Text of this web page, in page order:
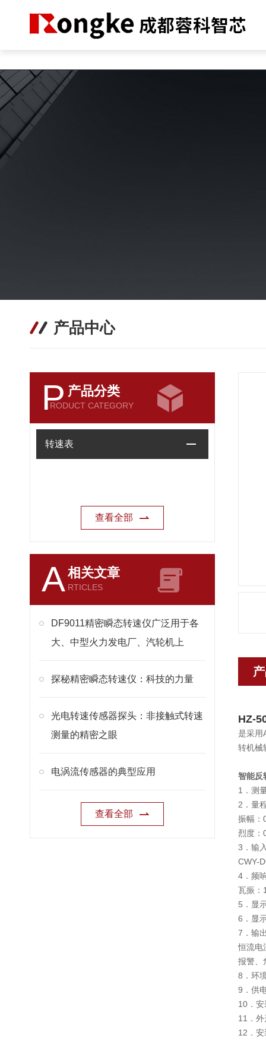
产品中心
P 产品分类
RODUCT CATEGORY
转速表
查看全部
A相关文章
RTICLES
DF9011精密瞬态转速仪广泛用于各
大、中型火力发电厂、汽轮机上
探秘精密瞬态转速仪：科技的力量
光电转速传感器探头：非接触式转速
测量的精密之眼
电涡流传感器的典型应用
查看全部
HZ-
是采用
转机械
智能反
1．测
2．量
振幅：
烈度：
3．输
CWY-
4．频
瓦振：
5．显
6．显
7．输
恒流电
报警、
8．环
9．供
10．
11．
12．